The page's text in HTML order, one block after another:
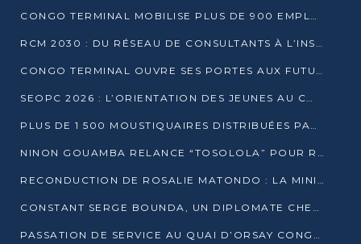
CONGO TERMINAL MOBILISE PLUS DE 900 EMPLOYÉS AUTOUR DE LA SÉCURITÉ AU TRAVAIL
RCM 2030 : DU RÉSEAU DE CONSULTANTS À L’INSTRUMENT DE PUISSANCE EN AFRIQUE FRANCOPHONE
CONGO TERMINAL OUVRE SES PORTES AUX FUTURS INGÉNIEURS AU FORUM DES MÉTIERS D’UCAC-ICAM
SEOPC 2026 : L’ORIENTATION DES JEUNES AU CŒUR DE LA DEUXIÈME ÉDITION
PLUS DE 1 500 MOUSTIQUAIRES DISTRIBUÉES PAR AGL ET CONGO TERMINAL DANS LA LUTTE CONTRE LE PALUDISME
NINON GOUAMBA RELANCE “TOSOLOLA” POUR RENFORCER LE DIALOGUE AVEC LES CITOYENS
RECONDUCTION DE ROSALIE MATONDO : LA MINISTRE PROMET D’ACCÉLÉRER LE TRAITEMENT DES DOSSIERS ET DE RELEVER DE NOUVEAUX DÉFIS
CONSTANT SERGE BOUNDA, UN DIPLOMATE CHEVRONNÉ AUX COMMANDES DES AFFAIRES ÉTRANGÈRES
PASSATION DE SERVICE AU QUAI D’ORSAY CONGOLAIS : GAKOSSO PASSE LE FLAMBEAU À BOUNDA